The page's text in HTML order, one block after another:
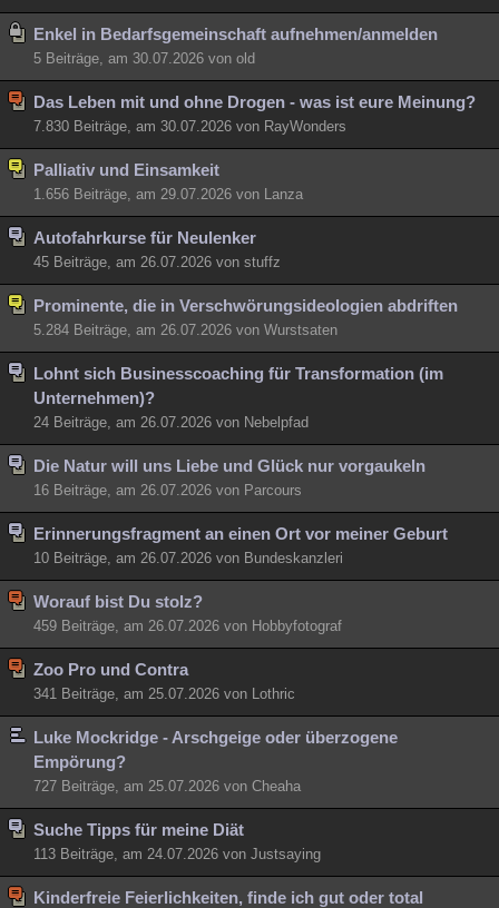
Enkel in Bedarfsgemeinschaft aufnehmen/anmelden
5 Beiträge, am 30.07.2026 von old
Das Leben mit und ohne Drogen - was ist eure Meinung?
7.830 Beiträge, am 30.07.2026 von RayWonders
Palliativ und Einsamkeit
1.656 Beiträge, am 29.07.2026 von Lanza
Autofahrkurse für Neulenker
45 Beiträge, am 26.07.2026 von stuffz
Prominente, die in Verschwörungsideologien abdriften
5.284 Beiträge, am 26.07.2026 von Wurstsaten
Lohnt sich Businesscoaching für Transformation (im
Unternehmen)?
24 Beiträge, am 26.07.2026 von Nebelpfad
Die Natur will uns Liebe und Glück nur vorgaukeln
16 Beiträge, am 26.07.2026 von Parcours
Erinnerungsfragment an einen Ort vor meiner Geburt
10 Beiträge, am 26.07.2026 von Bundeskanzleri
Worauf bist Du stolz?
459 Beiträge, am 26.07.2026 von Hobbyfotograf
Zoo Pro und Contra
341 Beiträge, am 25.07.2026 von Lothric
Luke Mockridge - Arschgeige oder überzogene
Empörung?
727 Beiträge, am 25.07.2026 von Cheaha
Suche Tipps für meine Diät
113 Beiträge, am 24.07.2026 von Justsaying
Kinderfreie Feierlichkeiten, finde ich gut oder total